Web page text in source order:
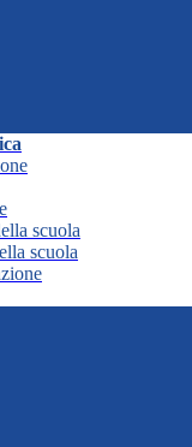
scuola
scuola